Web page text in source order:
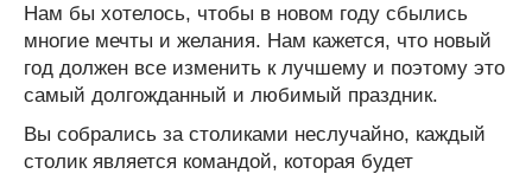
Нам бы хотелось, чтобы в новом году сбылись
многие мечты и желания. Нам кажется, что новый
год должен все изменить к лучшему и поэтому это
самый долгожданный и любимый праздник.
Вы собрались за столиками неслучайно, каждый
столик является командой, которая будет